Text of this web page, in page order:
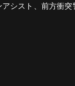
シスト、前方衝突